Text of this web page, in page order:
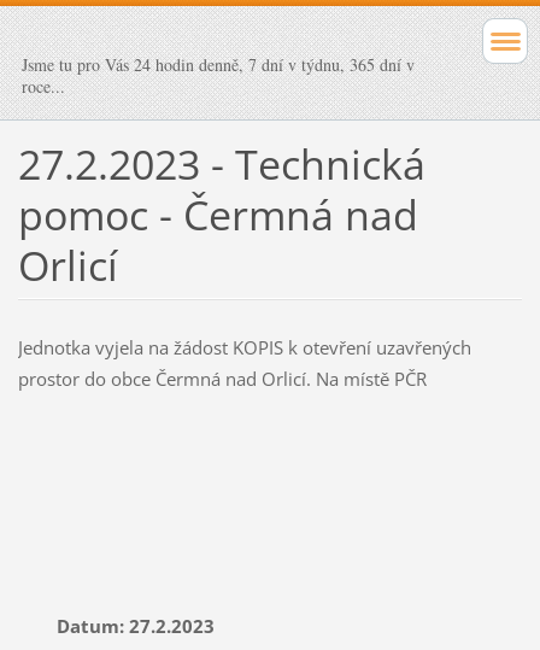
Jsme tu pro Vás 24 hodin denně, 7 dní v týdnu, 365 dní v
roce...
27.2.2023 - Technická
pomoc - Čermná nad
Orlicí
Jednotka vyjela na žádost KOPIS k otevření uzavřených
prostor do obce Čermná nad Orlicí. Na místě PČR
Datum: 27.2.2023